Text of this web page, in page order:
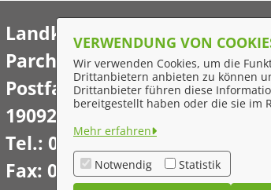
Landkreis Ludwigslust-
Parchim
Postfach 16 02 20
19092 Schwerin
Tel.: 03871 722-0
Fax: 03871 722-77-7777
VERWENDUNG VON
Wir verwenden Cookies, um die
Drittanbietern anbieten zu können
Drittanbieter führen diese
bereitgestellt haben oder die sie im
Mehr erfahren
Notwendig Statistik